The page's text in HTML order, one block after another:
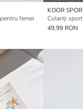
femei
KOOR
Colanți
49,99 RON